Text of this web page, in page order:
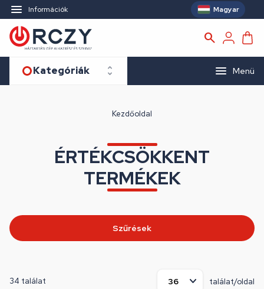
Információk Magyar
Kategóriák Menü
Kezdőoldal
ÉRTÉKCSÖKKENT
TERMÉKEK
34 találat találat/oldal
Szűrések